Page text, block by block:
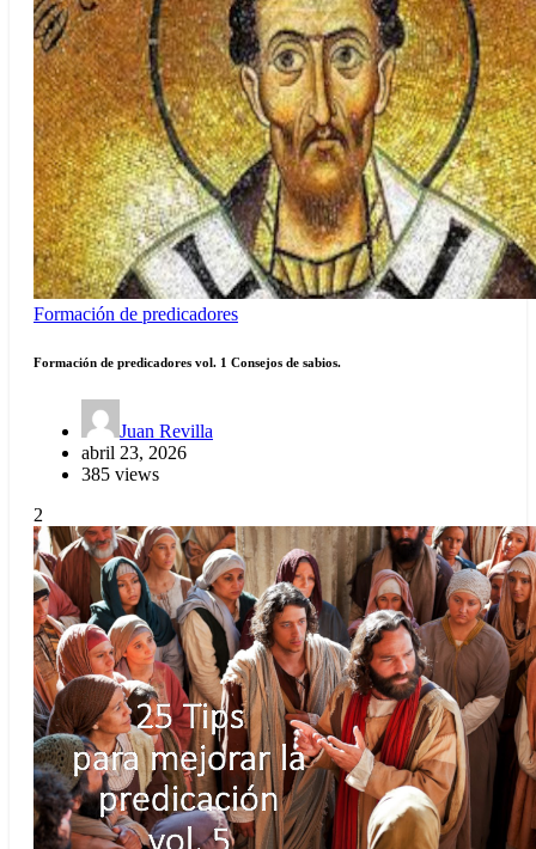
Formación de predicadores
Formación de predicadores vol. 1 Consejos de sabios.
Juan Revilla
abril 23, 2026
385 views
2